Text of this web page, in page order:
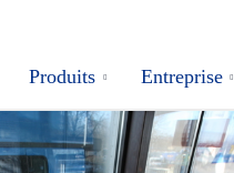
Produits Entreprise